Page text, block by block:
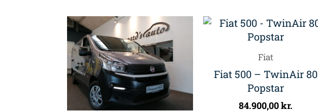
Fiat
Fiat 500 – TwinAir 80
Popstar
84.900,00kr.